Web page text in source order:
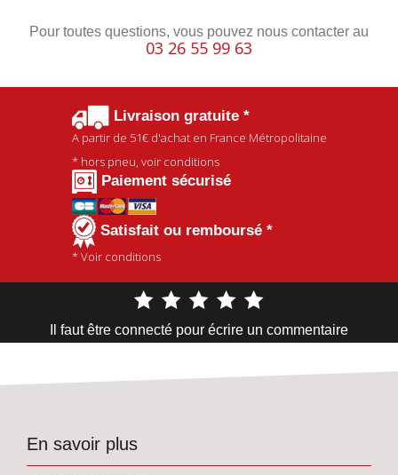
Pour toutes questions, vous pouvez nous contacter au
03 26 55 99 63
Livraison gratuite *
A partir de 51€d'achat en France Métropolitaine
* hors pneu, voir conditions
Paiement sécurisé
Satisfait ou remboursé *
* Voir conditions
Il faut être connecté pour écrire un commentaire
En savoir plus